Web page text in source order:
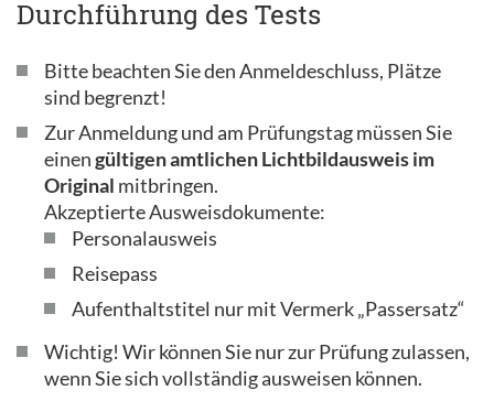
Durchführung des Tests
Bitte beachten Sie den Anmeldeschluss, Plätze
sind begrenzt!
Zur Anmeldung und am Prüfungstag müssen Sie
einengültigen amtlichen Lichtbildausweis im
Original mitbringen.
Akzeptierte Ausweisdokumente:
Personalausweis
Reisepass
Aufenthaltstitel nur mit Vermerk „Passersatz“
Wichtig! Wir können Sie nur zur Prüfung zulassen,
wenn Sie sich vollständig ausweisen können.